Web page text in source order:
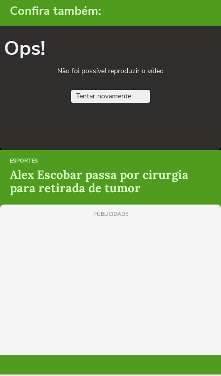
Confira também:
Ops!
Não foi possível reproduzir o vídeo
Tentar novamente
ESPORTES
Alex Escobar passa por cirurgia
para retirada de tumor
PUBLICIDADE